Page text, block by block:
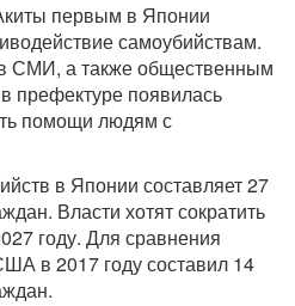
первым в Японии
самоубийствам.
СМИ, а также общественным
префектуре появилась
помощи людям с
в Японии составляет 27
Власти хотят сократить
году. Для сравнения
в 2017 году составил 14